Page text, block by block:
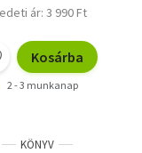
ár: 3 990 Ft
Kosárba
2 - 3 munkanap
KÖNYV